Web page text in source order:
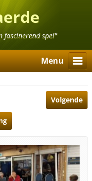
fascinerend spel"
Menu
Volgende